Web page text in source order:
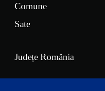
Comune
Sate
Județe România